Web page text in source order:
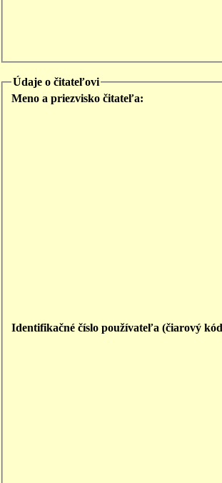
Údaje o čitateľovi
Meno a priezvisko čitateľa:
Identifikačné číslo používateľa (čiarový